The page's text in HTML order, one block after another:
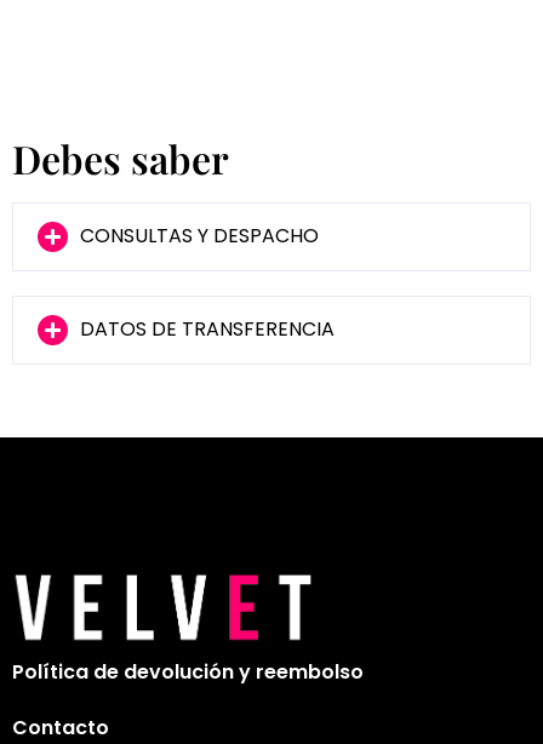
Debes saber
CONSULTAS Y DESPACHO
DATOS DE TRANSFERENCIA
Política de devolución y reembolso
Contacto